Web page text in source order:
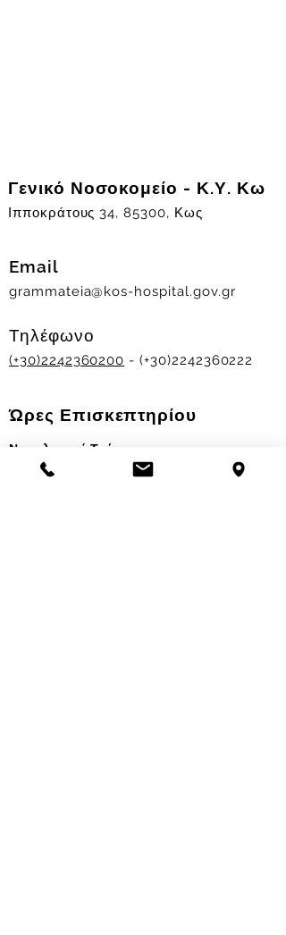
Γενικό Νοσοκομείο - Κ.Υ. Κω
Ιπποκράτους 34, 85300, Κως
Email
grammateia@kos-hospital.gov.gr
Τηλέφωνο
(+30)2242360200 - (+30)2242360222
Ώρες Επισκεπτηρίου
Νοσηλευτικά Τμήματα
Χειμερινό ωράριο: 11.00-13.00
17.30-19.30